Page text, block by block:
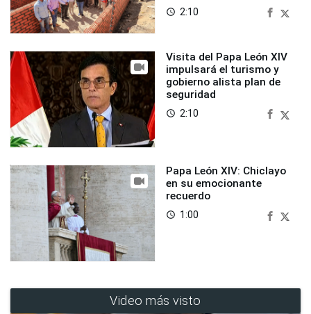
access_time 2:10
Visita del Papa León XIV
impulsará el turismo y
gobierno alista plan de
seguridad
access_time 2:10
Papa León XIV: Chiclayo
en su emocionante
recuerdo
access_time 1:00
Video más visto